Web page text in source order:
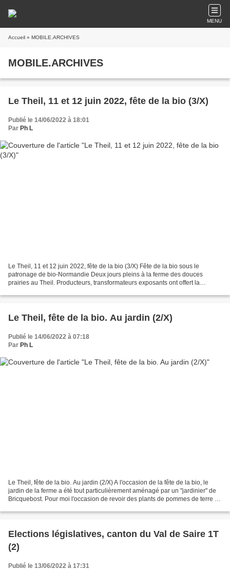
MENU
Accueil » MOBILE.ARCHIVES
MOBILE.ARCHIVES
Le Theil, 11 et 12 juin 2022, fête de la bio (3/X)
Publié le 14/06/2022 à 18:01
Par Ph L
Le Theil, 11 et 12 juin 2022, fête de la bio (3/X) Fête de la bio sous le
patronage de bio-Normandie Deux jours pleins à la ferme des douces
prairies au Theil. Producteurs, transformateurs exposants ont offert la
Le Theil, fête de la bio. Au jardin (2/X)
Publié le 14/06/2022 à 07:18
Par Ph L
Le Theil, fête de la bio. Au jardin (2/X) A l'occasion de la fête de la bio, le
jardin de la ferme a été tout particulièrement aménagé par un "jardinier" de
Bricquebost. Pour moi l'occasion de revoir des plants de pommes de terre de
Elections législatives, canton du Val de Saire 1T
(2)
Publié le 13/06/2022 à 17:31